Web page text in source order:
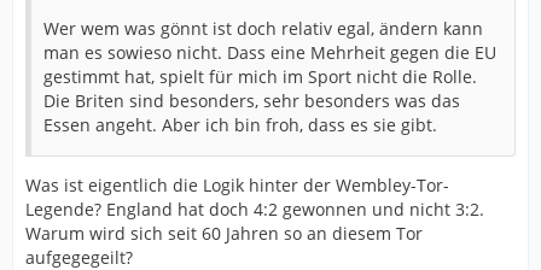
Wer wem was gönnt ist doch relativ egal, ändern kann
man es sowieso nicht. Dass eine Mehrheit gegen die EU
gestimmt hat, spielt für mich im Sport nicht die Rolle.
Die Briten sind besonders, sehr besonders was das
Essen angeht. Aber ich bin froh, dass es sie gibt.
Was ist eigentlich die Logik hinter der Wembley-Tor-
Legende? England hat doch 4:2 gewonnen und nicht 3:2.
Warum wird sich seit 60 Jahren so an diesem Tor
aufgegegeilt?